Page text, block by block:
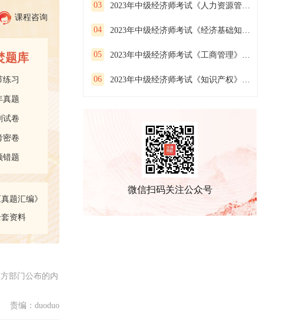
课程咨询
题库
练习
真题
试卷
密卷
错题
题汇编》
资料
部门公布的内
责编：duoduo
03 2023年中级经济师考试《人力资源管理》预习试卷（三）
04 2023年中级经济师考试《经济基础知识》预习试卷（二）
05 2023年中级经济师考试《工商管理》预习试卷（三）
06 2023年中级经济师考试《知识产权》预习试卷（二）
微信扫码关注公众号